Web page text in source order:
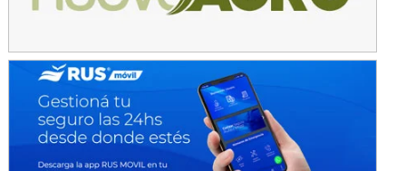
NORESTE SANTAFESINO - F6
SUR SANTAFESINO - F4
José Samuel Sánchez (Tierra)
Rufino (Santa Fe)